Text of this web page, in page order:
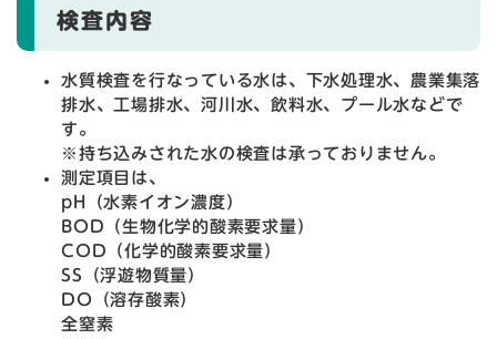
検査内容
水質検査を行なっている水は、下水処理水、農業集落
排水、工場排水、河川水、飲料水、プール水などで
す。
※持ち込みされた水の検査は承っておりません。
測定項目は、
pH（水素イオン濃度）
BOD（生物化学的酸素要求量）
COD（化学的酸素要求量）
SS（浮遊物質量）
DO（溶存酸素）
全窒素